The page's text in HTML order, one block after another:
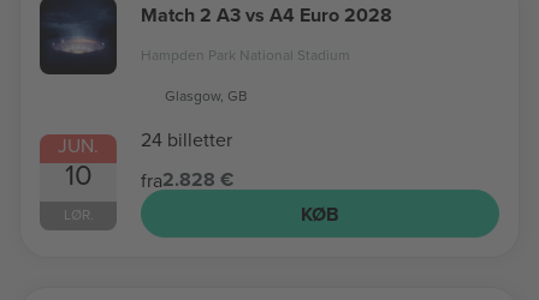
JUN.
10
LØR.
Match 2 A3 vs A4 Euro 2028
Hampden Park National Stadium
Glasgow, GB
24 billetter
fra2.828 €
KØB